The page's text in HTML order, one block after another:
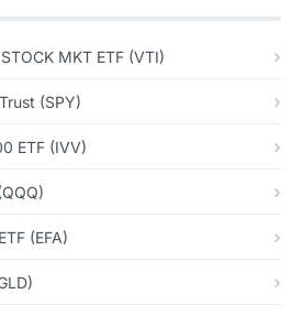
MKT ETF (VTI)
(SPY)
ETF (IVV)
(EFA)